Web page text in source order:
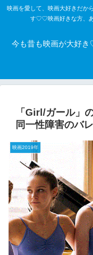
映画を愛して、映画大好きだか
す♡♡映画好きな方、
今も昔も映画が大好
「Girl/ガール」
同一性障害のバ
映画2019年